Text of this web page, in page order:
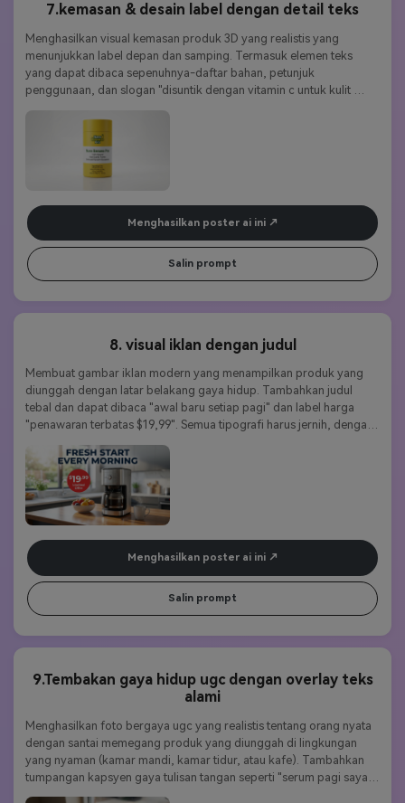
7.kemasan & desain label dengan detail teks
Menghasilkan visual kemasan produk 3D yang realistis yang
menunjukkan label depan dan samping. Termasuk elemen teks
yang dapat dibaca sepenuhnya-daftar bahan, petunjuk
penggunaan, dan slogan "disuntik dengan vitamin c untuk kulit
permukaan. Menyoroti akurasi label dan konsistensi font nano
banana pro. Bayangan alami cahaya studio kontras tinggi kejelasan
Menghasilkan poster ai ini
Salin prompt
8. visual iklan dengan judul
Membuat gambar iklan modern yang menampilkan produk yang
diunggah dengan latar belakang gaya hidup. Tambahkan judul
tebal dan dapat dibaca "awal baru setiap pagi" dan label harga
"penawaran terbatas $19,99". Semua tipografi harus jernih, dengan
presisi teks-ke-gambar nano banana pro untuk kering dan jarak
yang sempurna. Komposisi dinamis, siap iklan untuk media sosial
atau spanduk tampilan.
Menghasilkan poster ai ini
Salin prompt
9.Tembakan gaya hidup ugc dengan overlay teks
alami
Menghasilkan foto bergaya ugc yang realistis tentang orang nyata
dengan santai memegang produk yang diunggah di lingkungan
yang nyaman (kamar mandi, kamar tidur, atau kafe). Tambahkan
tumpangan kapsyen gaya tulisan tangan seperti "serum pagi saya
yang disukai ✨ "dalam font pena yang realistis. Label produk harus